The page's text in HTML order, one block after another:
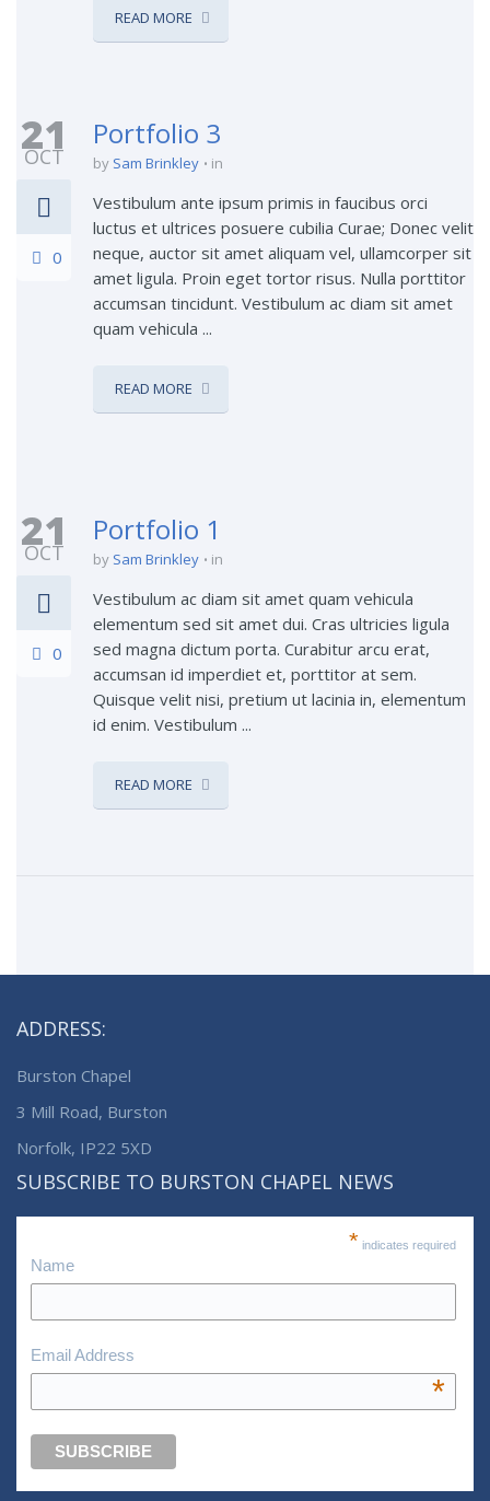
READ MORE
21
OCT
0
Portfolio 3
by Sam Brinkley in
Vestibulum ante ipsum primis in faucibus orci
luctus et ultrices posuere cubilia Curae; Donec velit
neque, auctor sit amet aliquam vel, ullamcorper sit
amet ligula. Proin eget tortor risus. Nulla porttitor
accumsan tincidunt. Vestibulum ac diam sit amet
quam vehicula ...
READ MORE
21
OCT
0
Portfolio 1
by Sam Brinkley in
Vestibulum ac diam sit amet quam vehicula
elementum sed sit amet dui. Cras ultricies ligula
sed magna dictum porta. Curabitur arcu erat,
accumsan id imperdiet et, porttitor at sem.
Quisque velit nisi, pretium ut lacinia in, elementum
id enim. Vestibulum ...
READ MORE
ADDRESS:
Burston Chapel
3 Mill Road, Burston
Norfolk, IP22 5XD
SUBSCRIBE TO BURSTON CHAPEL NEWS
* indicates required
Name
Email Address
*